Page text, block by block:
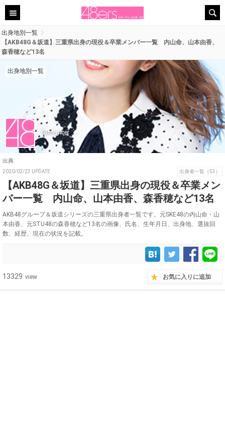
出身地別一覧
【AKB48G＆坂道】三重県出身の現役＆卒業メンバー一覧 内山命、山本由香、
森香穂など13名
出身地別一覧
48member
出典:
2020/02/23 UPDATE 出身者一覧（53）
【AKB48G＆坂道】三重県出身の現役＆卒業メン
バー一覧 内山命、山本由香、森香穂など13名
AKB48グループ＆坂道シリーズの三重県出身者一覧です。元SKE48の内山命・山
本由香、元STU48の森香穂など13名の画像、氏名、生年月日、出身地、選抜回
数、経歴、現在の状況を記載。
13329 view お気に入りに追加